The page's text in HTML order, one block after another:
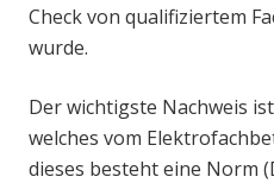
Check von qualifiziertem
wurde.
Der wichtigste Nachweis
welches vom
dieses besteht eine Norm